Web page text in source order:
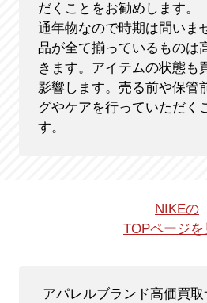
だくことをお勧めします。
通年物なので時期は問いま
品が全て揃っているものは
きます。アイテムの状態も
影響します。売る前や保管
グやケアを行っていただく
す。
NIKEの
TOPページを
アパレルブランド高価買